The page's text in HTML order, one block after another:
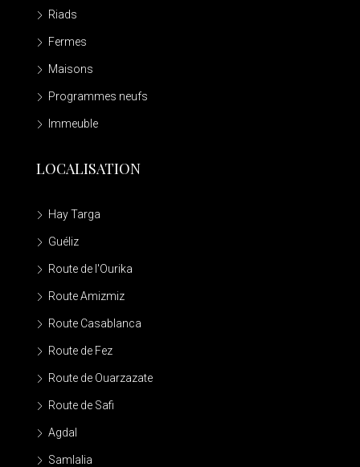
Riads
Fermes
Maisons
Programmes neufs
Immeuble
LOCALISATION
Hay Targa
Guéliz
Route de l'Ourika
Route Amizmiz
Route Casablanca
Route de Fez
Route de Ouarzazate
Route de Safi
Agdal
Samlalia